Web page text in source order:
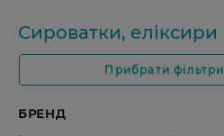
Сироватки, еліксири
Прибрати фільтри